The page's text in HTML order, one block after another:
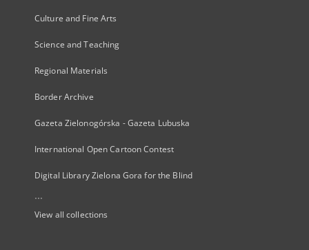
Culture and Fine Arts
Science and Teaching
Regional Materials
Border Archive
Gazeta Zielonogórska - Gazeta Lubuska
International Open Cartoon Contest
Digital Library Zielona Gora for the Blind
...
View all collections